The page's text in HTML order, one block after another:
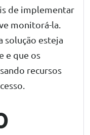
de implementar
monitorá-la.
solução esteja
e que os
recursos